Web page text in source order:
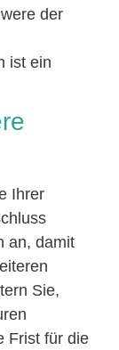
der
ist ein
Ihrer
an, damit
Sie,
Frist für die